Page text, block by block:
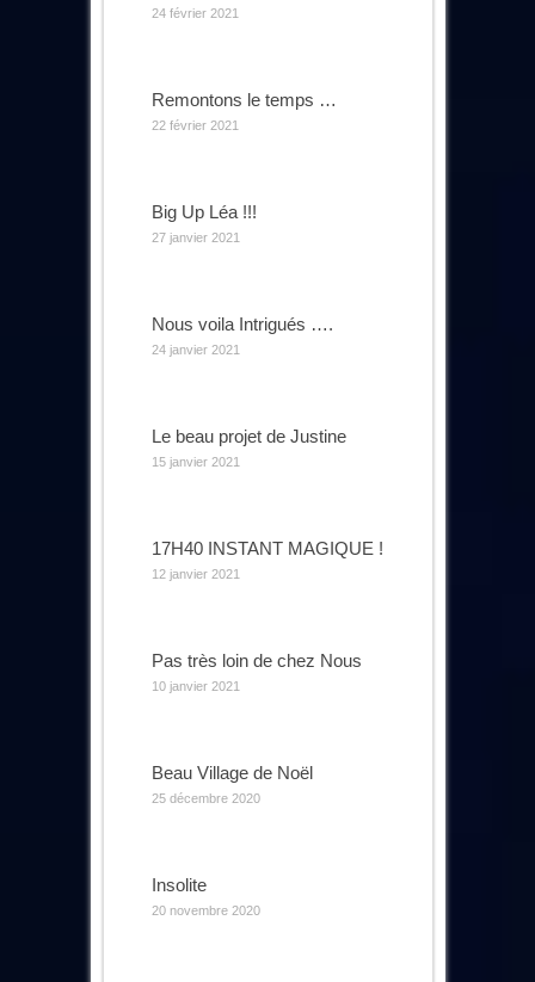
24 février 2021
Remontons le temps …
22 février 2021
Big Up Léa !!!
27 janvier 2021
Nous voila Intrigués ….
24 janvier 2021
Le beau projet de Justine
15 janvier 2021
17H40 INSTANT MAGIQUE !
12 janvier 2021
Pas très loin de chez Nous
10 janvier 2021
Beau Village de Noël
25 décembre 2020
Insolite
20 novembre 2020